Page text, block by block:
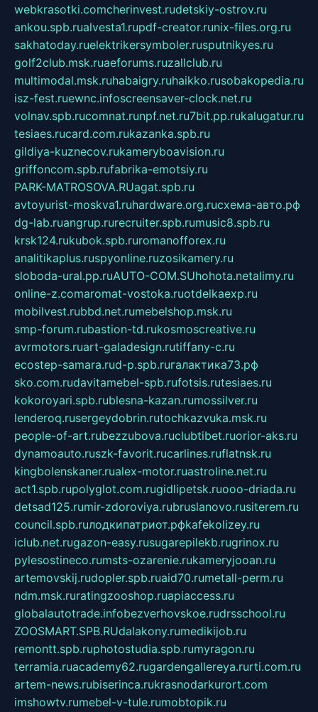
webkrasotki.comcherinvest.rudetskiy-ostrov.ru
ankou.spb.rualvesta1.rupdf-creator.runix-files.org.ru
sakhatoday.ruelektrikersymboler.rusputnikyes.ru
golf2club.msk.ruaeforums.ruzallclub.ru
multimodal.msk.ruhabaigry.ruhaikko.rusobakopedia.ru
isz-fest.ruewnc.infoscreensaver-clock.net.ru
volnav.spb.rucomnat.runpf.net.ru7bit.pp.rukalugatur.ru
tesiaes.rucard.com.rukazanka.spb.ru
gildiya-kuznecov.rukameryboavision.ru
griffoncom.spb.rufabrika-emotsiy.ru
PARK-MATROSOVA.RUagat.spb.ru
avtoyurist-moskva1.ruhardware.org.ruсхема-авто.рф
dg-lab.ruangrup.rurecruiter.spb.rumusic8.spb.ru
krsk124.rukubok.spb.ruromanofforex.ru
analitikaplus.ruspyonline.ruzosikamery.ru
sloboda-ural.pp.ruAUTO-COM.SUhohota.netalimy.ru
online-z.comaromat-vostoka.ruotdelkaexp.ru
mobilvest.rubbd.net.rumebelshop.msk.ru
smp-forum.rubastion-td.rukosmoscreative.ru
avrmotors.ruart-galadesign.rutiffany-c.ru
ecostep-samara.rud-p.spb.ruгалактика73.рф
sko.com.rudavitamebel-spb.rufotsis.rutesiaes.ru
kokoroyari.spb.rublesna-kazan.rumossilver.ru
lenderoq.rusergeydobrin.rutochkazvuka.msk.ru
people-of-art.rubezzubova.ruclubtibet.ruorior-aks.ru
dynamoauto.ruszk-favorit.rucarlines.ruflatnsk.ru
kingbolenskaner.rualex-motor.ruastroline.net.ru
act1.spb.rupolyglot.com.rugidlipetsk.ruooo-driada.ru
detsad125.rumir-zdoroviya.rubruslanovo.rusiterem.ru
council.spb.ruлодкипатриот.рфkafekolizey.ru
iclub.net.rugazon-easy.rusugarepilekb.rugrinox.ru
pylesostineco.rumsts-ozarenie.rukameryjooan.ru
artemovskij.rudopler.spb.ruaid70.rumetall-perm.ru
ndm.msk.ruratingzooshop.ruapiaccess.ru
globalautotrade.infobezverhovskoe.rudrsschool.ru
ZOOSMART.SPB.RUdalakony.rumedikijob.ru
remontt.spb.ruphotostudia.spb.rumyragon.ru
terramia.ruacademy62.rugardengallereya.rurti.com.ru
artem-news.rubiserinca.rukrasnodarkurort.com
imshowtv.rumebel-v-tule.rumobtopik.ru